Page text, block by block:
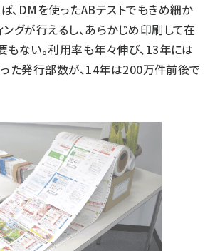
、DMを使ったABテストでもきめ細か
ングが行えるし、あらかじめ印刷して在
もない。利用率も年々伸び、13年には
た発行部数が、14年は200万件前後で